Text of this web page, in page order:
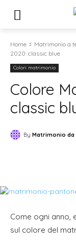
Home Matrimonio a
2020: classic blue
Colori matrimonio
Colore
classic
By Matrimonio da
Come ogni anno,
sul colore del